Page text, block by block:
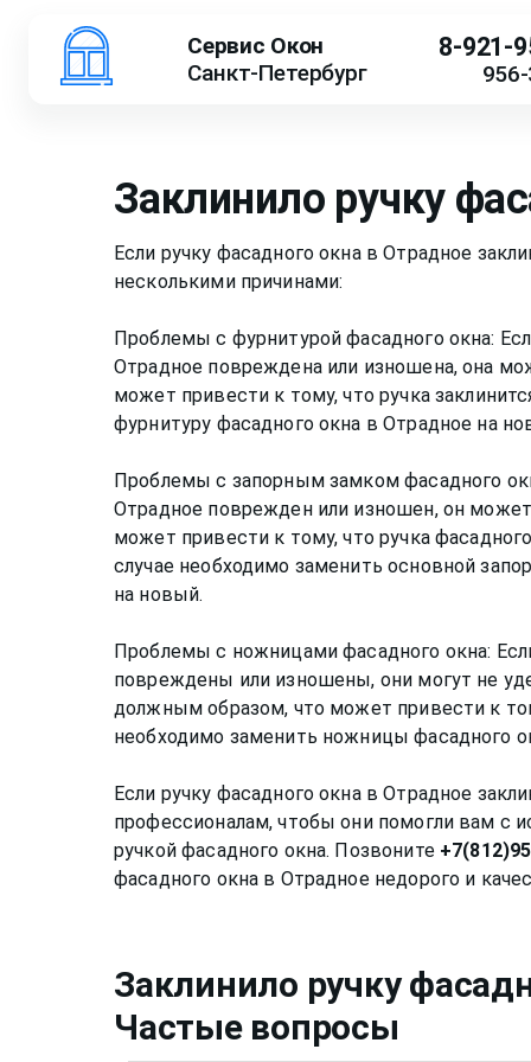
Сервис Окон
Санкт-Петербург
8-921-
Заклинило ручку
Если ручку фасадного окна в Отрадное
несколькими причинами:
Проблемы с фурнитурой фасадного окна:
Отрадное повреждена или изношена, она
может привести к тому, что ручка
фурнитуру фасадного окна в Отрадное на
Проблемы с запорным замком фасадного
Отрадное поврежден или изношен, он
может привести к тому, что ручка
случае необходимо заменить основной
на новый.
Проблемы с ножницами фасадного окна:
повреждены или изношены, они могут не
должным образом, что может привести к
необходимо заменить ножницы фасадного
Если ручку фасадного окна в Отрадное
профессионалам, чтобы они помогли вам с
ручкой фасадного окна. Позвоните
Заклинило ручку
Частые вопросы